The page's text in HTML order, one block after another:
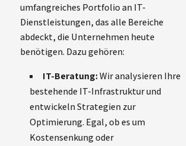
umfangreiches Portfolio an IT-
Dienstleistungen, das alle Bereiche
abdeckt, die Unternehmen heute
benötigen. Dazu gehören:
IT-Beratung:Wir analysieren Ihre
bestehende IT-Infrastruktur und
entwickeln Strategien zur
Optimierung. Egal, ob es um
Kostensenkung oder